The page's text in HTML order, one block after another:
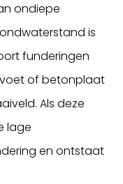
ondiepe
is
funderingen
of betonplaat
Als deze
lage
en ontstaat